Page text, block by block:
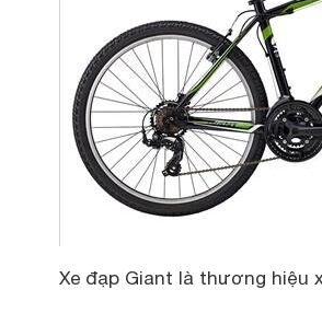
Xe đạp Giant là thương hiệu